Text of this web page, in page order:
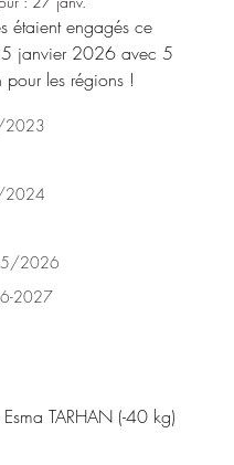
2023
2024
2026
2027
étaient engagés ce
janvier 2026 avec 5
les régions !
TARHAN (-40 kg)